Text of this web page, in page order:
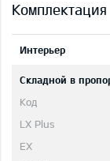
Комплектация
Интерьер
Складной в